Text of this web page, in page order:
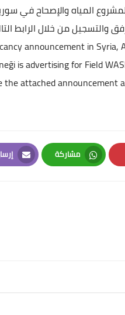
المياه والإصحاح في
والتسجيل من خلال الرابط
announcement in Syria,
is advertising for Field
the attached
مشاركة
Whatsapp